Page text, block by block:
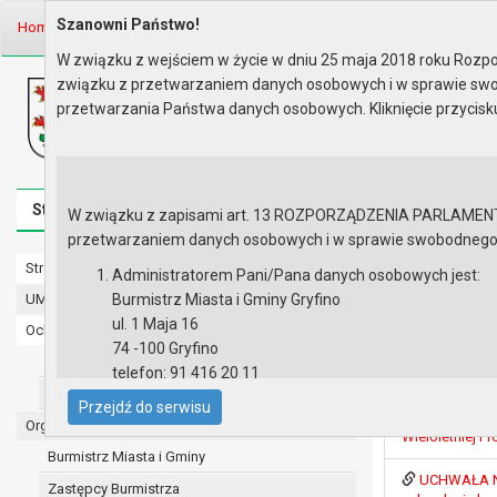
Home Prawo lokalne Uchwały
Biuletyn Informacji Publicznej
Urząd Miasta i Gminy w Gryfinie
Strona główna Mapa serwisu Aktualności
Strona główna
UMiG - telefony wewnętrzne
Ochrona danych osobowych
Urząd Miasta i Gminy w Gryfinie
Straż Miejska
Organy
Burmistrz Miasta i Gminy
Zastępcy Burmistrza
Sesja nr
Wieloletniej
UCHWAŁA
Szanowni Państwo!
W związku z wejściem w życie w dniu 25 maja 2018 roku
związku z przetwarzaniem danych osobowych i w sprawie
przetwarzania Państwa danych osobowych. Kliknięcie
W związku z zapisami art. 13 ROZPORZĄDZENIA
przetwarzaniem danych osobowych i w sprawie
Administratorem Pani/Pana danych osobowych jest:
Burmistrz Miasta i Gminy Gryfino
ul. 1 Maja 16
74 -100 Gryfino
telefon: 91 416 20 11
e-mail:
burmistrz@gryfino.pl
Dane kontaktowe Inspektora Ochrony Danych:
e-mail:iod@gryfino.pl
Przejdź do serwisu